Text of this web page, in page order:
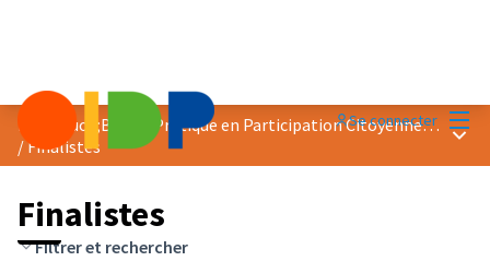
Se connecter
Prix &quot;Bonne Pratique en Participation Citoyenne&quot; 2023
/Finalistes
Finalistes
Filtrer et rechercher